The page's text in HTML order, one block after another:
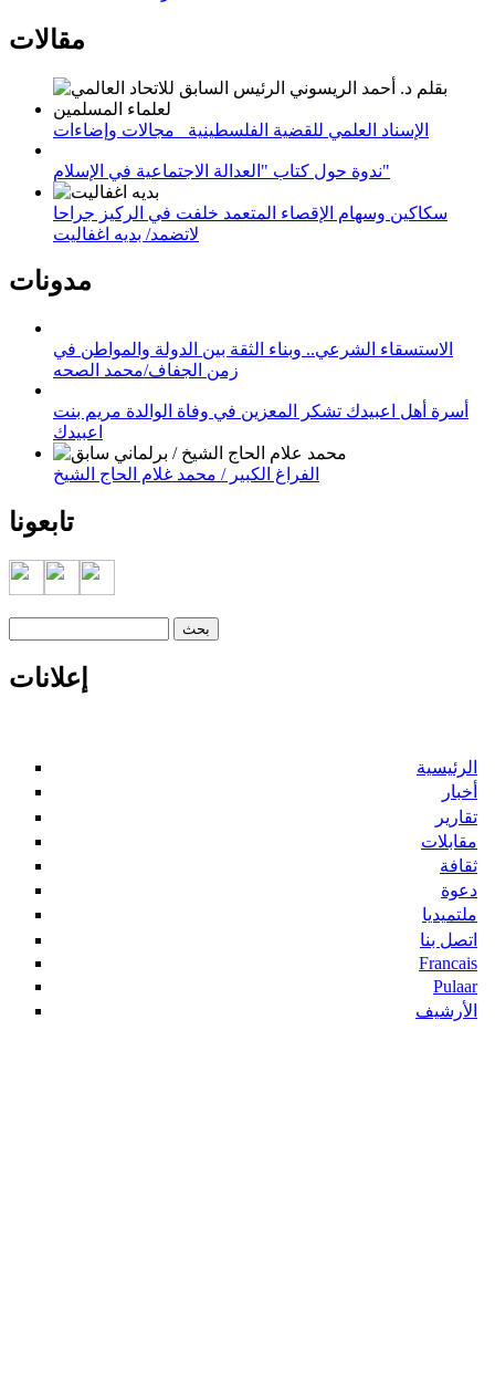
مقالات
الإسناد العلمي للقضية الفلسطينية_ مجالات وإضاءات
ندوة حول كتاب "العدالة الاجتماعية في الإسلام"
سكاكين وسهام الإقصاء المتعمد خلفت في الركيز جراحا
لاتضمد/ بديه اغفاليت
مدونات
الاستسقاء الشرعي.. وبناء الثقة بين الدولة والمواطن في
زمن الجفاف/محمد الصحه
أسرة أهل اعبيدك تشكر المعزين في وفاة الوالدة مريم بنت
اعبيدك
الفراغ الكبير / محمد غلام الحاج الشيخ
تابعونا
إعلانات
الرئيسية
أخبار
تقارير
مقابلات
ثقافة
دعوة
ملتميديا
اتصل بنا
Francais
Pulaar
الأرشيف